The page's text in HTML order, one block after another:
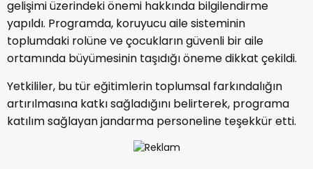
gelişimi üzerindeki önemi hakkında bilgilendirme
yapıldı. Programda, koruyucu aile sisteminin
toplumdaki rolüne ve çocukların güvenli bir aile
ortamında büyümesinin taşıdığı öneme dikkat çekildi.
Yetkililer, bu tür eğitimlerin toplumsal farkındalığın
artırılmasına katkı sağladığını belirterek, programa
katılım sağlayan jandarma personeline teşekkür etti.